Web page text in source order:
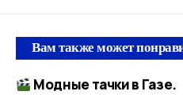
Вам также может
Модные тачки в Газе.